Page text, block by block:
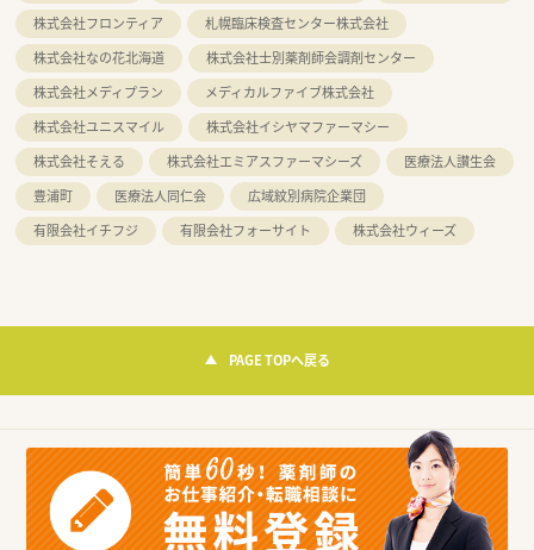
株式会社フロンティア
札幌臨床検査センター株式会社
株式会社なの花北海道
株式会社士別薬剤師会調剤センター
株式会社メディプラン
メディカルファイブ株式会社
株式会社ユニスマイル
株式会社イシヤマファーマシー
株式会社そえる
株式会社エミアスファーマシーズ
医療法人讃生会
豊浦町
医療法人同仁会
広域紋別病院企業団
有限会社イチフジ
有限会社フォーサイト 株式会社ウィーズ
PAGE TOPへ戻る